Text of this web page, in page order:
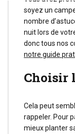
soyez un
nombre
nuit lors de
donc tous nos
notre guide
Choisir
Cela peut
rappeler. Pour
mieux planter